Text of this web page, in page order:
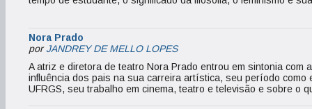
Nora Prado
porJANDREY DE MELLO LOPES
A atriz e diretora de teatro Nora Prado entrou em sintonia
influência dos pais na sua carreira artística, seu período como
UFRGS, seu trabalho em cinema, teatro e televisão e sobre o